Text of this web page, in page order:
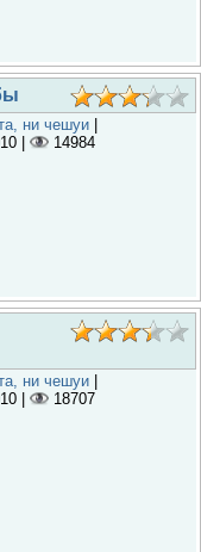
ни чешуи
14984
ни чешуи
18707